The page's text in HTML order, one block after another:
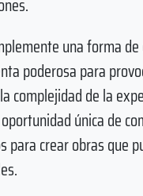
una forma
poderosa para
complejidad de la
única de
para crear obras que